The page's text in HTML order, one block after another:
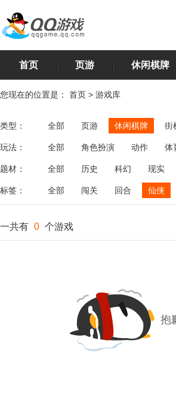
首页 页游 休闲棋牌
您现在的位置是： 首页 > 游戏库
类型： 全部 页游 休闲棋牌 街
玩法： 全部 角色扮演 动作 体
飞行
恋爱 第三人称射击
题材： 全部 历史 科幻 现实
标签： 全部 闯关 回合 仙侠
一共有 0 个游戏
抱